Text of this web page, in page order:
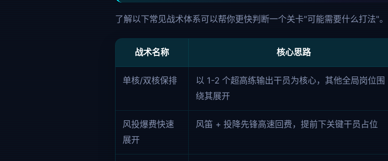
了解以下常见战术体系可以帮你更快判断一个关卡"可能需要什么打法"。
战术名称 核心思路
单核/双核保排
以 1-2 个超高练输出干员为核心，其他全局岗位围
绕其展开
风投爆费快速
展开
风笛 + 投降先锋高速回费，提前下关键干员占位